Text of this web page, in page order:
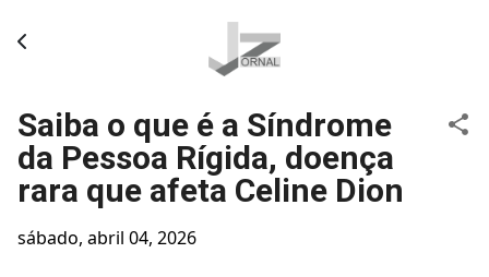
Pular para o conteúdo principal
Saiba o que é a Síndrome
da Pessoa Rígida, doença
rara que afeta Celine Dion
sábado, abril 04, 2026